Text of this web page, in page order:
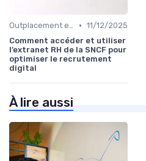
Outplacement et Conseil RH • 11/12/2025
Comment accéder et utiliser
l’extranet RH de la SNCF pour
optimiser le recrutement
digital
À lire aussi